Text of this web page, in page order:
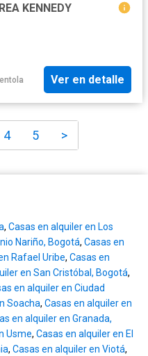
KENNEDY
Ver en detalle
4 5 >
, Casas en alquiler en Los
Nariño, Bogotá, Casas en
Rafael Uribe, Casas en
en San Cristóbal, Bogotá,
en alquiler en Ciudad
Soacha, Casas en alquiler en
en alquiler en Granada,
Usme, Casas en alquiler en El
, Casas en alquiler en Viotá,